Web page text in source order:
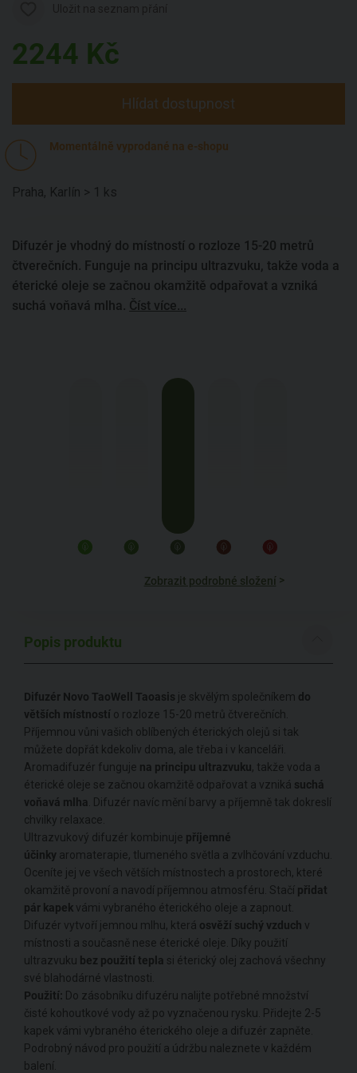
2244 Kč
Hlídat dostupnost
Momentálně vyprodané na e-shopu
Praha, Karlín > 1 ks
Difuzér je vhodný do místností o rozloze 15-20 metrů
čtverečních. Funguje na principu ultrazvuku, takže voda a
éterické oleje se začnou okamžitě odpařovat a vzniká
suchá voňavá mlha. Číst více...
Zobrazit podrobné složení >
Popis produktu
Difuzér Novo TaoWell Taoasis je skvělým společníkem do
větších místností o rozloze 15-20 metrů čtverečních.
Příjemnou vůni vašich oblíbených éterických olejů si tak
můžete dopřát kdekoliv doma, ale třeba i v kanceláři.
Aromadifuzér funguje na principu ultrazvuku, takže voda a
éterické oleje se začnou okamžitě odpařovat a vzniká suchá
voňavá mlha. Difuzér navíc mění barvy a příjemně tak dokreslí
chvilky relaxace.
Ultrazvukový difuzér kombinuje příjemné
účinky aromaterapie, tlumeného světla a zvlhčování vzduchu.
Oceníte jej ve všech větších místnostech a prostorech, které
okamžitě provoní a navodí příjemnou atmosféru. Stačí přidat
pár kapek vámi vybraného éterického oleje a zapnout.
Difuzér vytvoří jemnou mlhu, která osvěží suchý vzduch v
místnosti a současně nese éterické oleje. Díky použití
ultrazvuku bez použití tepla si éterický olej zachová všechny
své blahodárné vlastnosti.
Použití: Do zásobníku difuzéru nalijte potřebné množství
čisté kohoutkové vody až po vyznačenou rysku. Přidejte 2-5
kapek vámi vybraného éterického oleje a difuzér zapněte.
Podrobný návod pro použití a údržbu naleznete v každém
balení.